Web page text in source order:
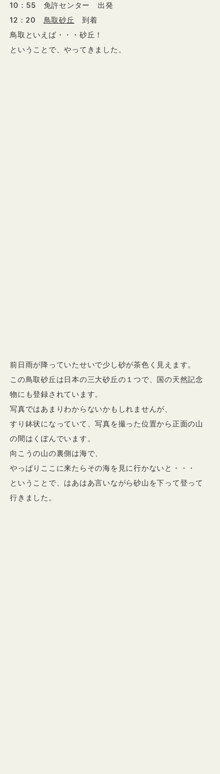
10：55 免許センター 出発
12：20 鳥取砂丘
到着
鳥取といえば・・・砂丘！
ということで、やってきました。
前日雨が降っていたせいで少し砂が茶色く見えます。
この鳥取砂丘は日本の三大砂丘の１つで、国の天然記念
物にも登録されています。
写真ではあまりわからないかもしれませんが、
すり鉢状になっていて、写真を撮った位置から正面の山
の間はくぼんでいます。
向こうの山の裏側は海で、
やっぱりここに来たらその海を見に行かないと・・・
ということで、はあはあ言いながら砂山を下って登って
行きました。